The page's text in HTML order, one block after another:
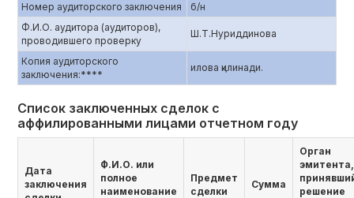
Номер аудиторского заключения
б/н
Ф.И.О. аудитора (аудиторов),
проводившего проверку
Ш.Т.Нуриддинова
Копия аудиторского
заключения:****
илова қилинади.
Список заключенных сделок с
аффилированными лицами отчетном году
Дата
заключения
Ф.И.О. или
полное
наименование
Предмет
сделки
Сумма
Орган
эмитента,
решение